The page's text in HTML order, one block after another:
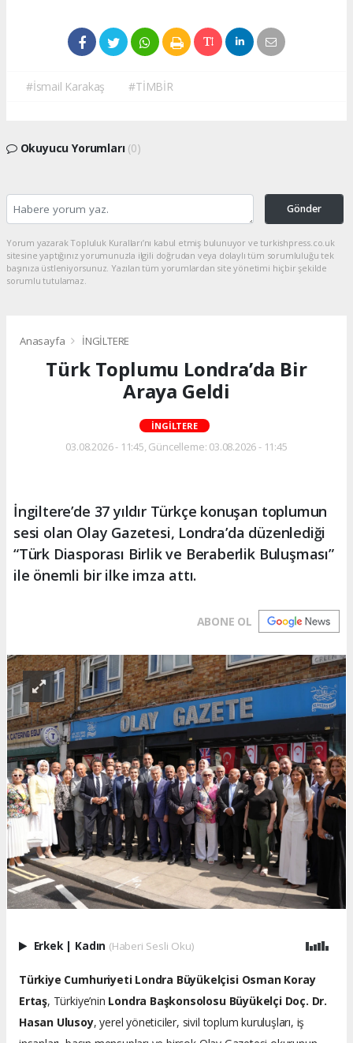
#İsmail Karakaş #TİMBİR
Okuyucu Yorumları (0)
Gönder
Yorum yazarak Topluluk Kuralları’nı kabul etmiş bulunuyor ve turkishpress.co.uk
sitesine yaptığınız yorumunuzla ilgili doğrudan veya dolaylı tüm sorumluluğu tek
başınıza üstleniyorsunuz. Yazılan tüm yorumlardan site yönetimi hiçbir şekilde
sorumlu tutulamaz.
Anasayfa İNGİLTERE
Türk Toplumu Londra’da Bir
Araya Geldi
İNGİLTERE
03.08.2026 - 11:45, Güncelleme: 03.08.2026 - 11:45
İngiltere’de 37 yıldır Türkçe konuşan toplumun
sesi olan Olay Gazetesi, Londra’da düzenlediği
“Türk Diasporası Birlik ve Beraberlik Buluşması”
ile önemli bir ilke imza attı.
ABONE OL
Erkek | Kadın (Haberi Sesli Oku)
Türkiye Cumhuriyeti Londra Büyükelçisi Osman Koray
Ertaş, Türkiye’nin Londra Başkonsolosu Büyükelçi Doç. Dr.
Hasan Ulusoy, yerel yöneticiler, sivil toplum kuruluşları, iş